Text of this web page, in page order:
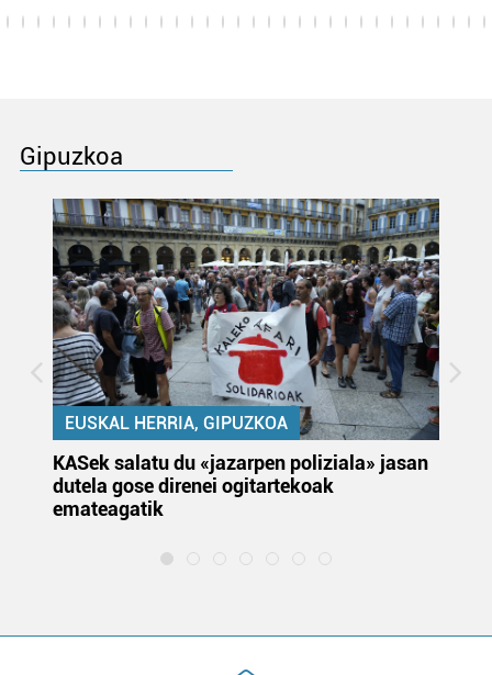
Gipuzkoa
EUSKAL HERRIA, GIPUZKOA
KASek salatu du «jazarpen poliziala» jasan
dutela gose direnei ogitartekoak
emateagatik